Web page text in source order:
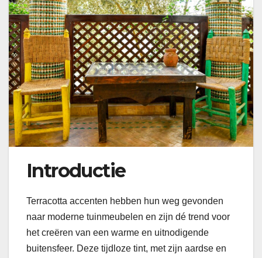
Introductie
Terracotta accenten hebben hun weg gevonden
naar moderne tuinmeubelen en zijn dé trend voor
het creëren van een warme en uitnodigende
buitensfeer. Deze tijdloze tint, met zijn aardse en